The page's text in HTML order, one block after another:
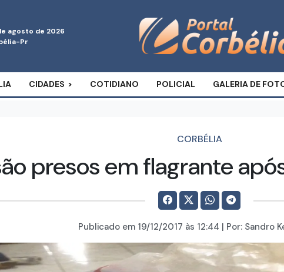
agosto de 2026
Pr
CIDADES COTIDIANO POLICIAL GALERIA DE
CORBÉLIA
presos em flagrante
Publicado em 19/12/2017 às 12:44 | Por: Sandro